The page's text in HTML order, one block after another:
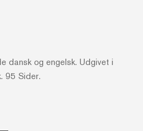
dansk og engelsk. Udgivet i
95 Sider.